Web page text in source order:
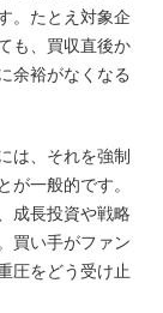
。たとえ対象企
も、買収直後か
余裕がなくなる
は、それを強制
が一般的です。
成長投資や戦略
買い手がファン
圧をどう受け止